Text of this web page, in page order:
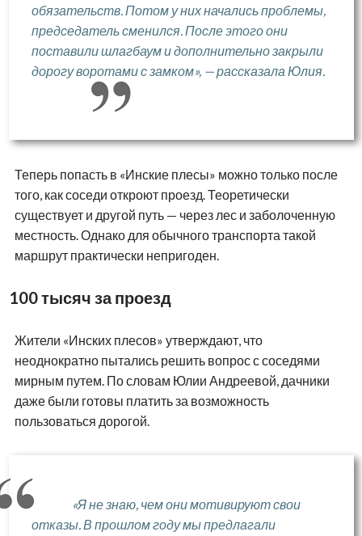
обязательств. Потом у них начались проблемы,
председатель сменился. После этого они
поставили шлагбаум и дополнительно закрыли
дорогу воротами с замком», — рассказала Юлия.
Теперь попасть в «Инские плесы» можно только после
того, как соседи откроют проезд. Теоретически
существует и другой путь — через лес и заболоченную
местность. Однако для обычного транспорта такой
маршрут практически непригоден.
100 тысяч за проезд
Жители «Инских плесов» утверждают, что
неоднократно пытались решить вопрос с соседями
мирным путем. По словам Юлии Андреевой, дачники
даже были готовы платить за возможность
пользоваться дорогой.
«Я не знаю, чем они мотивируют свои
отказы. В прошлом году мы предлагали